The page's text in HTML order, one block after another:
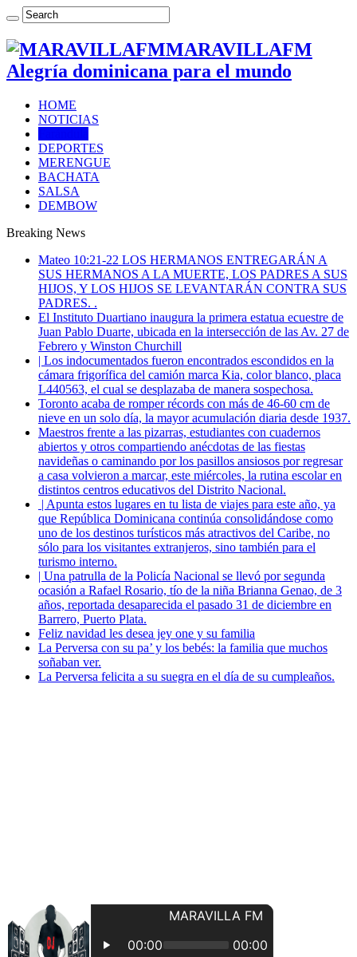
MARAVILLAFM
Alegría dominicana para el mundo
HOME
NOTICIAS
DEPORTES
MERENGUE
BACHATA
SALSA
DEMBOW
Breaking News
Mateo 10:21-22 LOS HERMANOS ENTREGARÁN A
SUS HERMANOS A LA MUERTE, LOS PADRES A SUS
HIJOS, Y LOS HIJOS SE LEVANTARÁN CONTRA SUS
PADRES. .
El Instituto Duartiano inaugura la primera estatua ecuestre de
Juan Pablo Duarte, ubicada en la intersección de las Av. 27 de
Febrero y Winston Churchill
| Los indocumentados fueron encontrados escondidos en la
cámara frigorífica del camión marca Kia, color blanco, placa
L440563, el cual se desplazaba de manera sospechosa.
Toronto acaba de romper récords con más de 46-60 cm de
nieve en un solo día, la mayor acumulación diaria desde 1937.
Maestros frente a las pizarras, estudiantes con cuadernos
abiertos y otros compartiendo anécdotas de las fiestas
navideñas o caminando por los pasillos ansiosos por regresar
a casa volvieron a marcar, este miércoles, la rutina escolar en
distintos centros educativos del Distrito Nacional.
| Apunta estos lugares en tu lista de viajes para este año, ya
que República Dominicana continúa consolidándose como
uno de los destinos turísticos más atractivos del Caribe, no
sólo para los visitantes extranjeros, sino también para el
turismo interno.
| Una patrulla de la Policía Nacional se llevó por segunda
ocasión a Rafael Rosario, tío de la niña Brianna Genao, de 3
años, reportada desaparecida el pasado 31 de diciembre en
Barrero, Puerto Plata.
Feliz navidad les desea jey one y su familia
La Perversa con su pa’ y los bebés: la familia que muchos
soñaban ver.
La Perversa felicita a su suegra en el día de su cumpleaños.